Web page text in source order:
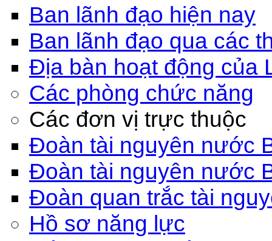
Ban lãnh đạo hiện nay
Ban lãnh đạo qua các
Địa bàn hoạt động của
Các phòng chức năng
Các đơn vị trực thuộc
Đoàn tài nguyên nước
Đoàn tài nguyên nước
Đoàn quan trắc tài
Hồ sơ năng lực